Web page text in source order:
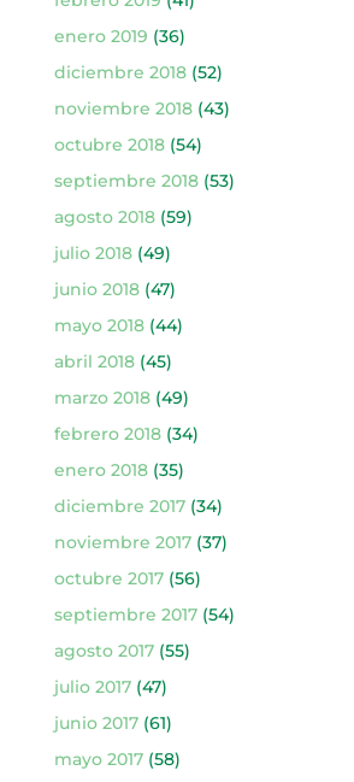
enero 2019 (36)
diciembre 2018(52)
noviembre 2018(43)
octubre 2018(54)
septiembre 2018(53)
agosto 2018(59)
julio 2018(49)
junio 2018(47)
mayo 2018(44)
abril 2018(45)
marzo 2018(49)
febrero 2018(34)
enero 2018(35)
diciembre 2017(34)
noviembre 2017(37)
octubre 2017(56)
septiembre 2017(54)
agosto 2017(55)
julio 2017(47)
junio 2017(61)
mayo 2017(58)